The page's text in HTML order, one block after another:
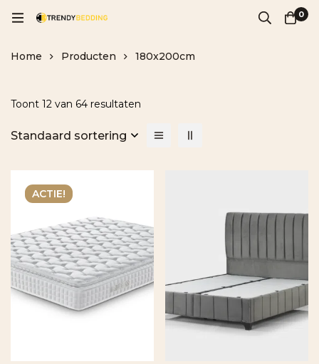
0
Home Producten 180x200cm
Toont 12 van 64 resultaten
Standaard sortering
ACTIE!